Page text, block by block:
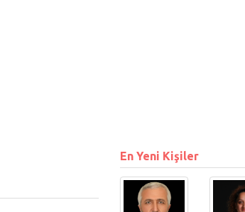
En Yeni Kişiler